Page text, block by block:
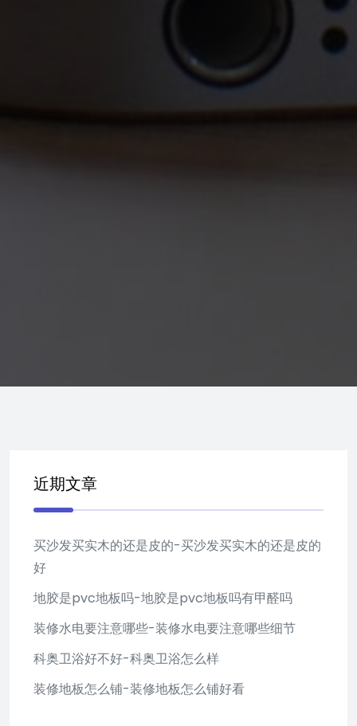
近期文章
买沙发买实木的还是皮的-买沙发买实木的还是皮的
好
地胶是pvc地板吗-地胶是pvc地板吗有甲醛吗
装修水电要注意哪些-装修水电要注意哪些细节
科奥卫浴好不好-科奥卫浴怎么样
装修地板怎么铺-装修地板怎么铺好看